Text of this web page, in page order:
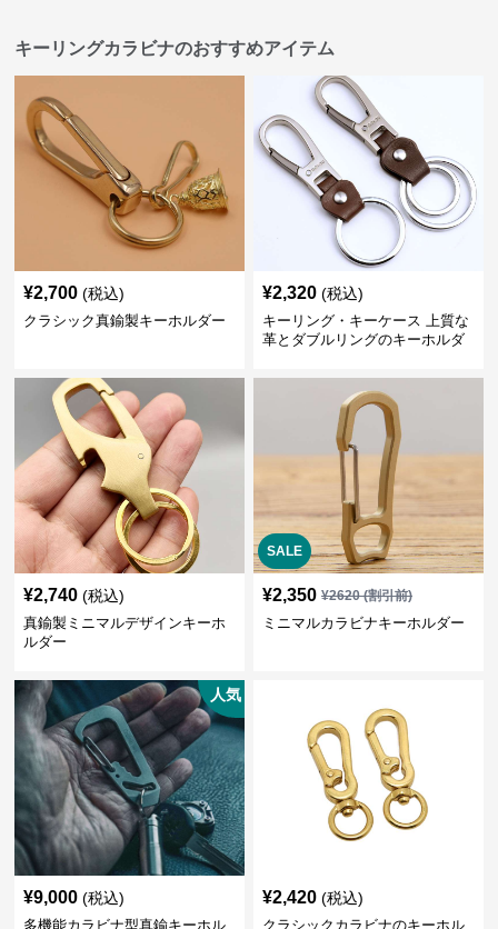
キーリングカラビナのおすすめアイテム
¥2,700 (税込)
クラシック真鍮製キーホルダー
¥2,320 (税込)
キーリング・キーケース 上質な
革とダブルリングのキーホルダ
¥2,740 (税込)
真鍮製ミニマルデザインキーホ
ルダー
SALE
¥2,350 ¥2620(割引前)
ミニマルカラビナキーホルダー
人気
¥9,000 (税込)
多機能カラビナ型真鍮キーホル
¥2,420 (税込)
クラシックカラビナのキーホル